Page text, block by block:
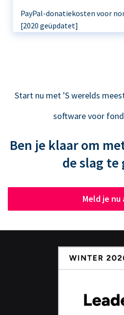
PayPal-donatiekosten voor
[2020 geüpdatet]
Start nu met 'S werelds
software voor
Ben je klaar om
de slag te
Meld je nu